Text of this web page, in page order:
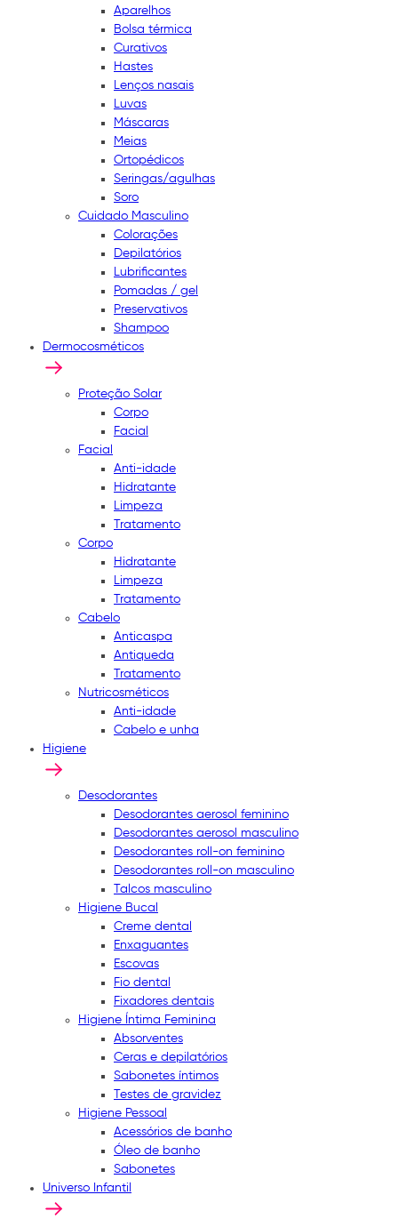
Aparelhos
Bolsa térmica
Curativos
Hastes
Lenços nasais
Luvas
Máscaras
Meias
Ortopédicos
Seringas/agulhas
Soro
Cuidado Masculino
Colorações
Depilatórios
Lubrificantes
Pomadas / gel
Preservativos
Shampoo
Dermocosméticos
Proteção Solar
Corpo
Facial
Facial
Anti-idade
Hidratante
Limpeza
Tratamento
Corpo
Hidratante
Limpeza
Tratamento
Cabelo
Anticaspa
Antiqueda
Tratamento
Nutricosméticos
Anti-idade
Cabelo e unha
Higiene
Desodorantes
Desodorantes aerosol feminino
Desodorantes aerosol masculino
Desodorantes roll-on feminino
Desodorantes roll-on masculino
Talcos masculino
Higiene Bucal
Creme dental
Enxaguantes
Escovas
Fio dental
Fixadores dentais
Higiene Íntima Feminina
Absorventes
Ceras e depilatórios
Sabonetes íntimos
Testes de gravidez
Higiene Pessoal
Acessórios de banho
Óleo de banho
Sabonetes
Universo Infantil